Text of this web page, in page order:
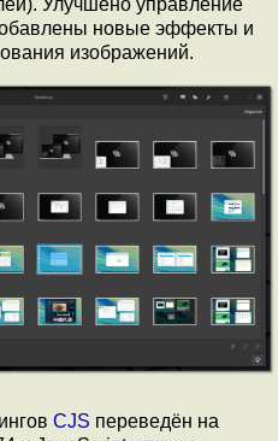
Улучшено управление
новые эффекты и
изображений.
CJS переведён на